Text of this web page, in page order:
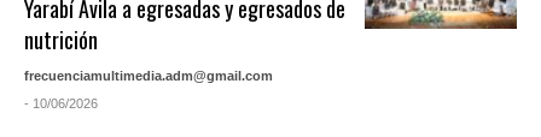
Yarabí Ávila a egresadas y egresados de
nutrición
frecuenciamultimedia.adm@gmail.com
- 10/06/2026